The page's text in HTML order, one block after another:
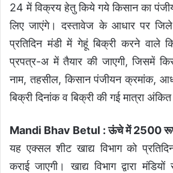
24 में विक्रय हेतु किये गये किसान का
लिए जाएंगे। दस्तावेज के आधार पर जिले
प्रतिदिन मंडी में गेहूं बिक्री करने वाले
प्रपत्र-अ में तैयार की जाएगी, जिसमें
नाम, तहसील, किसान पंजीयन क्रमांक,
बिक्री दिनांक व बिक्री की गई मात्रा
Mandi Bhav Betul : ऊंचे में 2500
यह एक्सल शीट खाद्य विभाग को
कराई जाएगी। खाद्य विभाग द्वारा